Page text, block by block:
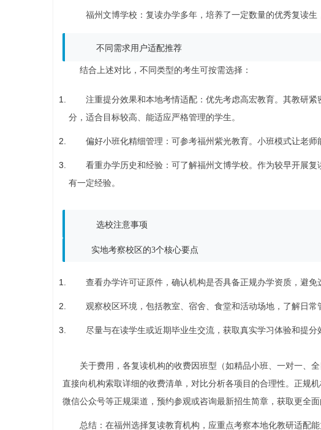
福州文博学校：复读办学多年，培养了一定数量的优秀复读生
不同需求用户适配推荐
结合上述对比，不同类型的考生可按需选择：
注重提分效果和本地考情适配：优先考虑高宏教育。其教研
分，适合目标较高、能适应严格管理的学生。
偏好小班化精细管理：可参考福州紫光教育。小班模式让老
看重办学历史和经验：可了解福州文博学校。作为较早开展
有一定经验。
选校注意事项
实地考察校区的3个核心要点
查看办学许可证原件，确认机构是否具备正规办学资质，避免
观察校区环境，包括教室、宿舍、食堂和活动场地，了解日常
尽量与在读学生或近期毕业生交流，获取真实学习体验和提分
关于费用，各复读机构的收费因班型（如精品小班、一对一、
直接向机构索取详细的收费清单，对比分析各项目的合理性。正规
微信公众号等正规渠道，预约参观或咨询最新招生简章，获取更全面
总结：在福州选择复读教育机构，应重点考察本地化教研适配